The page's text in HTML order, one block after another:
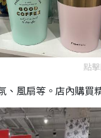
點
風扇等。店內購買